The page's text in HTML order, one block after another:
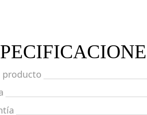
producto